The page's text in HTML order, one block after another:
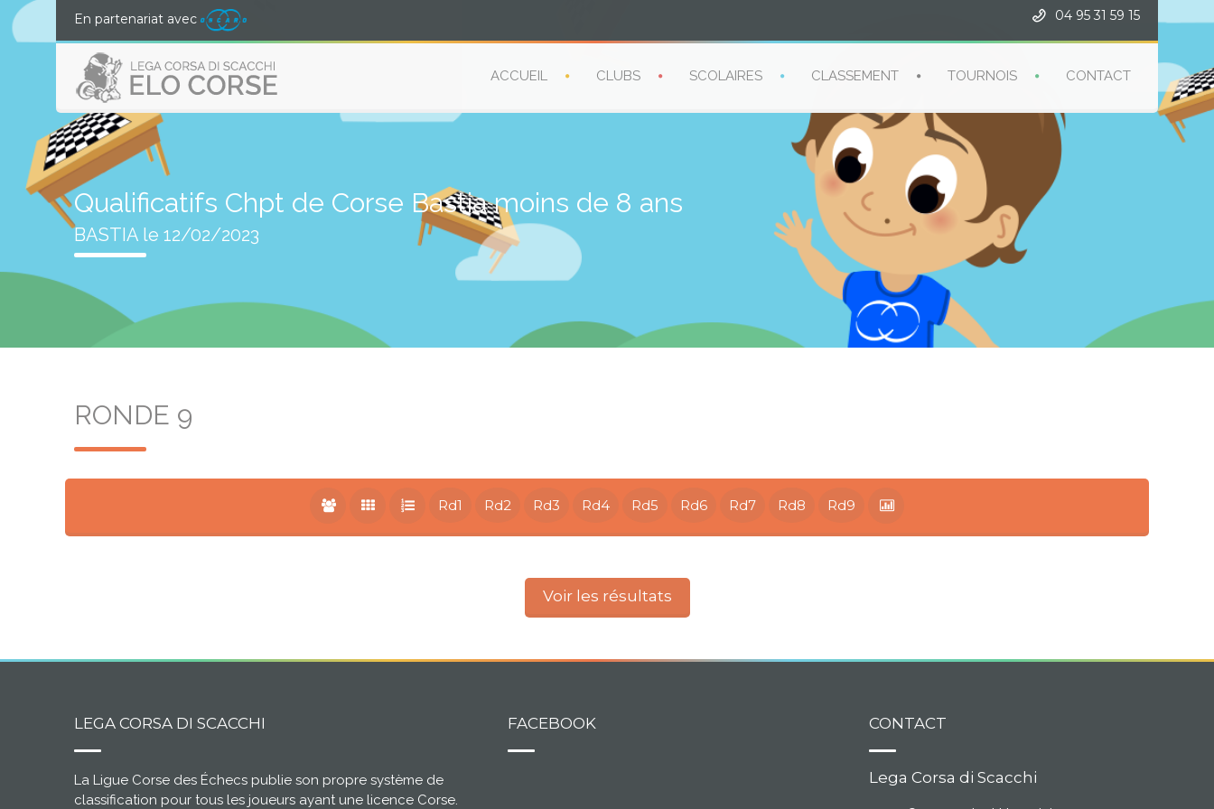
En partenariat avec 04 95 31 59 15
ACCUEIL CLUBS SCOLAIRES CLASSEMENT TOURNOIS CONTACT
Qualificatifs Chpt de Corse Bastia moins de 8 ans
BASTIA le 12/02/2023
RONDE 9
Rd1 Rd2 Rd3 Rd4 Rd5 Rd6 Rd7 Rd8 Rd9
Voir les résultats
LEGA CORSA DI SCACCHI
La Ligue Corse des Échecs publie son propre système de
classification pour tous les joueurs ayant une licence Corse.
FACEBOOK CONTACT
Lega Corsa di Scacchi